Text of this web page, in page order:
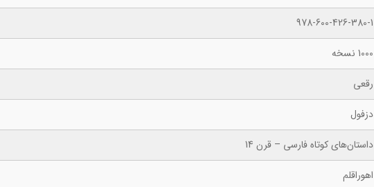
978-600-426-380-1
1000 نسخه
رقعی
دزفول
داستان‌های کوتاه فارسی – قرن 14
اهوراقلم